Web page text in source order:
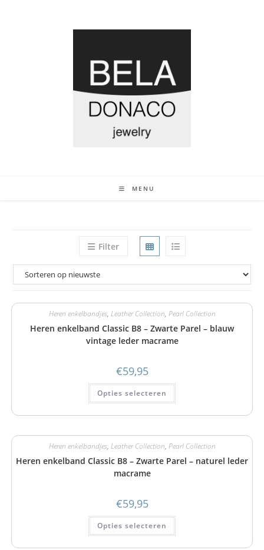
MENU
Filter
Heren enkelbandjes, Leather Collection, Pearl Collection
Heren enkelband Classic B8 – Zwarte Parel – blauw
vintage leder macrame
€59,95
Opties selecteren
Heren enkelbandjes, Leather Collection, Pearl Collection
Heren enkelband Classic B8 – Zwarte Parel – naturel leder
macrame
€59,95
Opties selecteren